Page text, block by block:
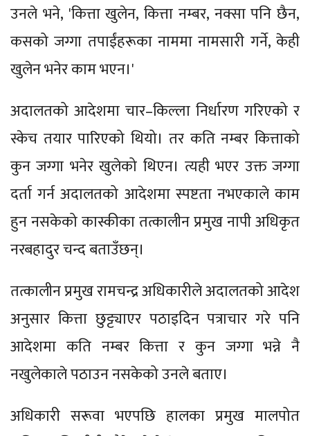
उनले भने, 'कित्ता खुलेन, कित्ता नम्बर, नक्सा पनि छैन,
कसको जग्गा तपाईंहरूका नाममा नामसारी गर्ने, केही
खुलेन भनेर काम भएन।'
अदालतको आदेशमा चार–किल्ला निर्धारण गरिएको र
स्केच तयार पारिएको थियो। तर कति नम्बर कित्ताको
कुन जग्गा भनेर खुलेको थिएन। त्यही भएर उक्त जग्गा
दर्ता गर्न अदालतको आदेशमा स्पष्टता नभएकाले काम
हुन नसकेको कास्कीका तत्कालीन प्रमुख नापी अधिकृत
नरबहादुर चन्द बताउँछन्।
तत्कालीन प्रमुख रामचन्द्र अधिकारीले अदालतको आदेश
अनुसार कित्ता छुट्ट्याएर पठाइदिन पत्राचार गरे पनि
आदेशमा कति नम्बर कित्ता र कुन जग्गा भन्ने नै
नखुलेकाले पठाउन नसकेको उनले बताए।
अधिकारी सरूवा भएपछि हालका प्रमुख मालपोत